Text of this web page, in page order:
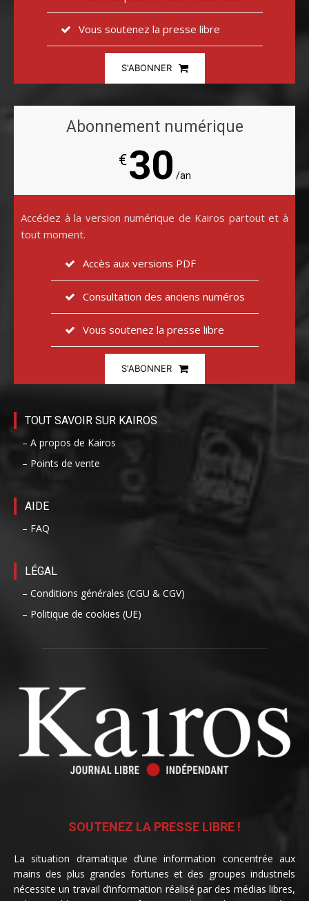
Vous soutenez la presse libre
S'ABONNER
Abonnement numérique
€30 /an
Accédez à la version numérique de Kairos partout et à
tout moment.
Accès aux versions PDF
Consultation des anciens numéros
Vous soutenez la presse libre
S'ABONNER
TOUT SAVOIR SUR KAIROS
– A propos de Kairos
– Points de vente
AIDE
– FAQ
LÉGAL
– Conditions générales (CGU & CGV)
– Politique de cookies (UE)
SOUTENEZ LA PRESSE LIBRE !
La situation dramatique d’une information concentrée aux
mains des plus grandes fortunes et des groupes industriels
nécessite un travail d’information réalisé par des médias libres,